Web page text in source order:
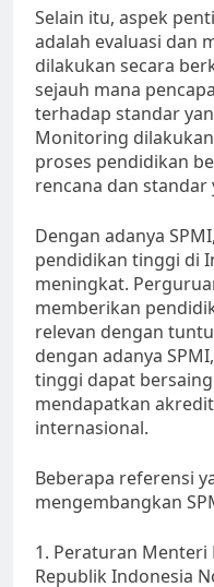
Selain itu, aspek
adalah evaluasi dan
dilakukan secara
sejauh mana
terhadap standar
Monitoring
proses pendidikan
rencana dan
Dengan adanya
pendidikan tinggi di
meningkat.
memberikan
relevan dengan
dengan adanya
tinggi dapat
mendapatkan
internasional.
Beberapa referensi
mengembangkan
1. Peraturan Menteri
Republik Indonesia